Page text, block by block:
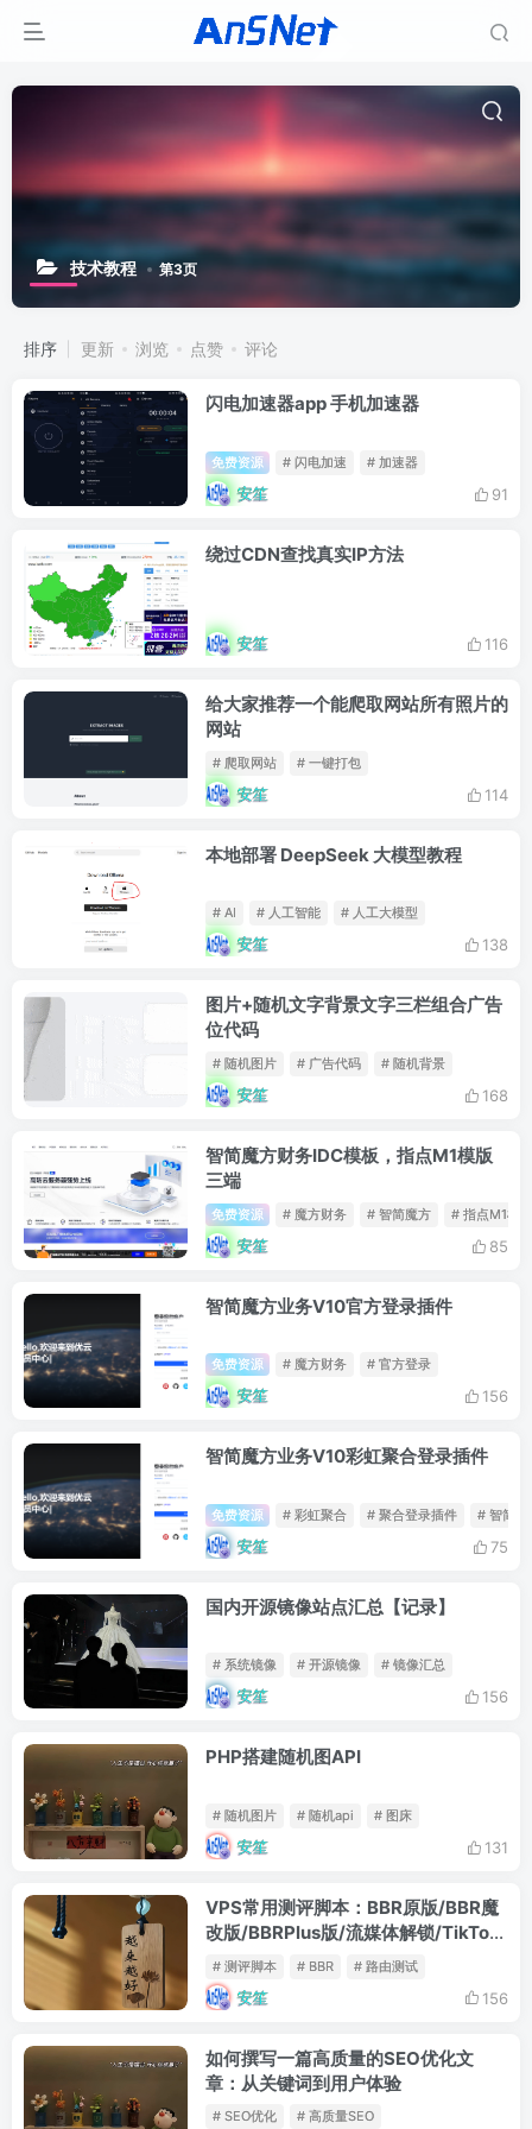
技术教程 第3页
排序 更新 浏览 点赞 评论
闪电加速器app 手机加速器
免费资源 # 闪电加速 # 加速器
安笙 91
绕过CDN查找真实IP方法
安笙 116
给大家推荐一个能爬取网站所有照片的
网站
# 爬取网站 # 一键打包
安笙 114
本地部署 DeepSeek 大模型教程
# AI # 人工智能 # 人工大模型
安笙 138
图片+随机文字背景文字三栏组合广告
位代码
# 随机图片 # 广告代码 # 随机背景
安笙 168
智简魔方财务IDC模板，指点M1模版
三端
免费资源 # 魔方财务 # 智简魔方 # 指点M1模板
安笙 85
智简魔方业务V10官方登录插件
免费资源 # 魔方财务 # 官方登录
安笙 156
智简魔方业务V10彩虹聚合登录插件
免费资源 # 彩虹聚合 # 聚合登录插件 # 智简魔
安笙 75
国内开源镜像站点汇总【记录】
# 系统镜像 # 开源镜像 # 镜像汇总
安笙 156
PHP搭建随机图API
# 随机图片 # 随机api # 图床
安笙 131
VPS常用测评脚本：BBR原版/BBR魔
改版/BBRPlus版/流媒体解锁/TikTok
解锁检测等
# 测评脚本 # BBR # 路由测试
安笙 156
如何撰写一篇高质量的SEO优化文
章：从关键词到用户体验
# SEO优化 # 高质量SEO